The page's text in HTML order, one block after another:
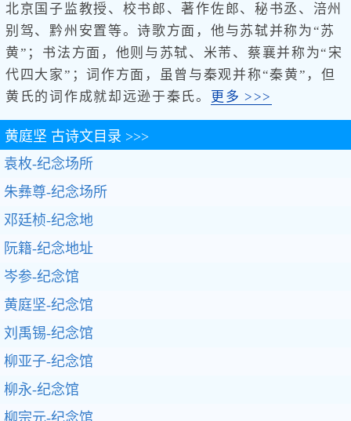
北京国子监教授、校书郎、著作佐郎、秘书丞、涪州
别驾、黔州安置等。诗歌方面，他与苏轼并称为“苏
黄”；书法方面，他则与苏轼、米芾、蔡襄并称为“宋
代四大家”；词作方面，虽曾与秦观并称“秦黄”，但
黄氏的词作成就却远逊于秦氏。 更多 >>>
黄庭坚 古诗文目录 >>>
袁枚-纪念场所
朱彝尊-纪念场所
邓廷桢-纪念地
阮籍-纪念地址
岑参-纪念馆
黄庭坚-纪念馆
刘禹锡-纪念馆
柳亚子-纪念馆
柳永-纪念馆
柳宗元-纪念馆